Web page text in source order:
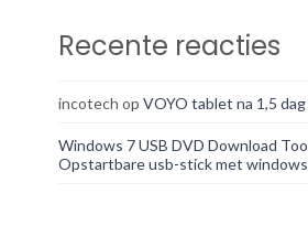
Recente reacties
incotech opVOYO tablet na 1,5
Windows 7 USB DVD Download
Opstartbare usb-stick met